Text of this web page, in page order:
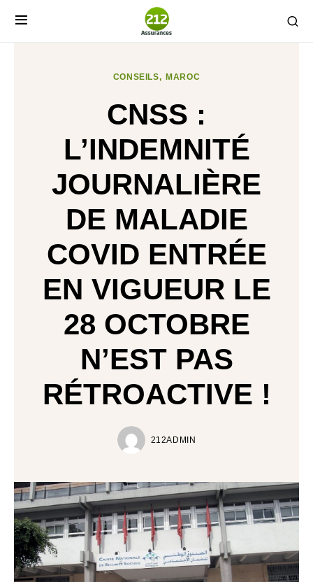
CONSEILS MAROC
CNSS :
L’INDEMNITÉ
JOURNALIÈRE
DE MALADIE
COVID ENTRÉE
EN VIGUEUR LE
28 OCTOBRE
N’EST PAS
RÉTROACTIVE !
212ADMIN